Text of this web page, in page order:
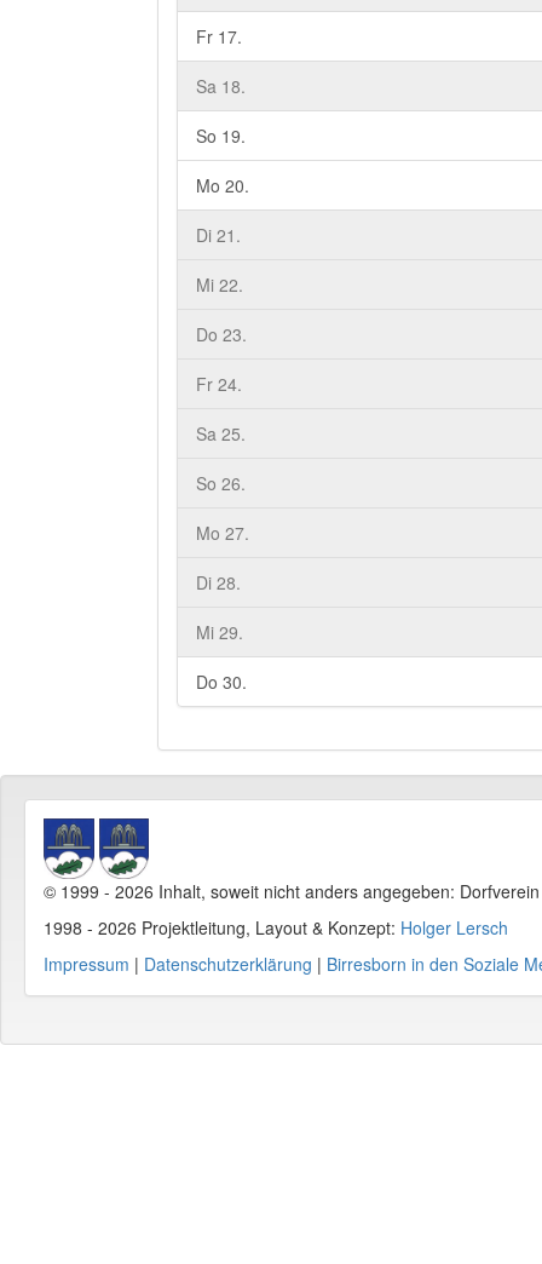
Fr 17.
Sa 18.
So 19.
Mo 20.
Di 21.
Mi 22.
Do 23.
Fr 24.
Sa 25.
So 26.
Mo 27.
Di 28.
Mi 29.
Do 30.
© 1999 - 2026 Inhalt, soweit nicht anders angegeben:
1998 - 2026 Projektleitung, Layout & Konzept: Holger Lersch
Impressum | Datenschutzerklärung | Birresborn in den Soziale